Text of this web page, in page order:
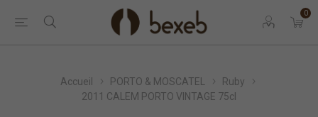
0
Accueil PORTO & MOSCATEL
Ruby
2011 CALEM PORTO VINTAGE 75cl